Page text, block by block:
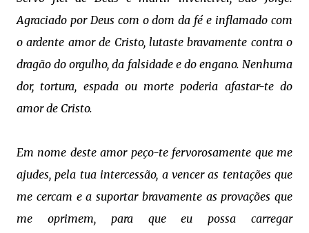
Agraciado por Deus com o dom da fé e inflamado com
o ardente amor de Cristo, lutaste bravamente contra o
dragão do orgulho, da falsidade e do engano. Nenhuma
dor, tortura, espada ou morte poderia afastar-te do
amor de Cristo.
Em nome deste amor peço-te fervorosamente que me
ajudes, pela tua intercessão, a vencer as tentações que
me cercam e a suportar bravamente as provações que
me oprimem, para que eu possa carregar